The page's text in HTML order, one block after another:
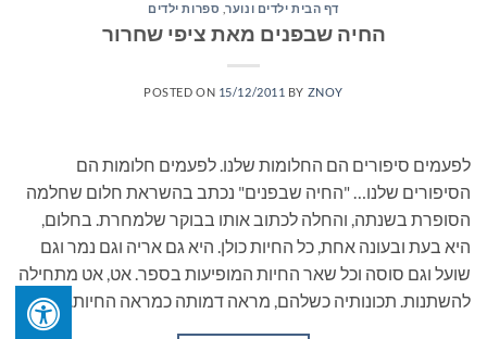
דף הבית ילדים ונוער, ספרות ילדים
החיה שבפנים מאת ציפי שחרור
POSTED ON 15/12/2011 BY ZNOY
לפעמים סיפורים הם החלומות שלנו. לפעמים חלומות הם
הסיפורים שלנו… "החיה שבפנים" נכתב בהשראת חלום שחלמה
הסופרת בשנתה, והחלה לכתוב אותו בבוקר שלמחרת. בחלום,
היא בעת ובעונה אחת, כל החיות כולן. היא גם אריה וגם נמר וגם
שועל וגם סוסה וכל שאר החיות המופיעות בספר. אט, אט מתחילה
להשתנות. תכונותיה כשלהם, מראה דמותה כמראה החיות. […]